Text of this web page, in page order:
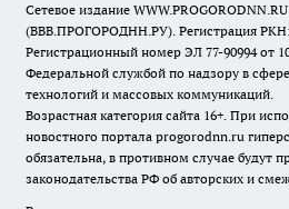
Сетевое издание WWW.PROGORODNN.RU
(ВВВ.ПРОГОРОДНН.РУ). Регистрация РКН:
Регистрационный номер ЭЛ 77-90994 от
Федеральной службой по надзору в
технологий и массовых коммуникаций.
Возрастная категория сайта 16+. При
новостного портала progorodnn.ru
обязательна, в противном случае будут
законодательства РФ об авторских и